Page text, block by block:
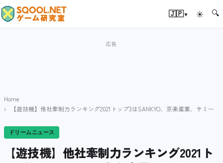
🇯🇵▾ ☀ 🔍
Home
【遊技機】他社牽制力ランキング2021トップ3はSANKYO、京楽産業、サミー
ドリームニュース
【遊技機】他社牽制力ランキング2021ト